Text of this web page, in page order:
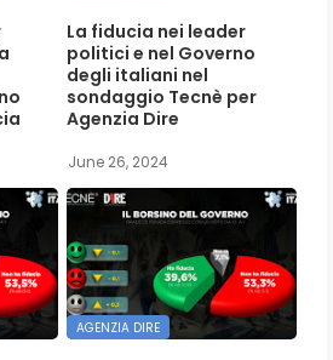
La fiducia nei leader
politici e nel Governo
degli italiani nel
sondaggio Tecnè per
Agenzia Dire
June 26, 2024
AGENZIA DIRE